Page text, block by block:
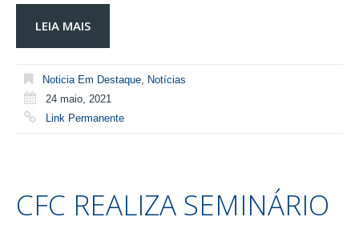
LEIA MAIS
Noticia Em Destaque, Notícias
24 maio, 2021
Link Permanente
CFC REALIZA SEMINÁRIO